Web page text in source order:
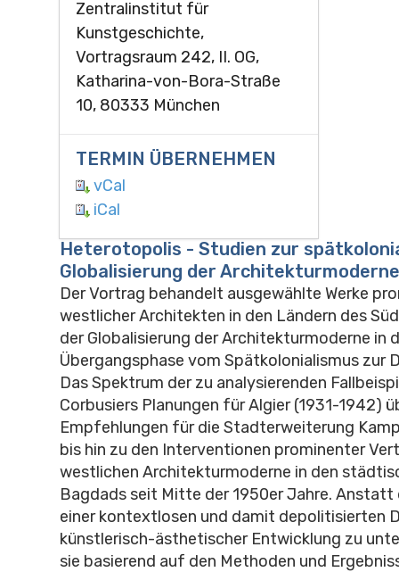
Zentralinstitut für
Kunstgeschichte,
Vortragsraum 242, II. OG,
Katharina-von-Bora-Straße
10, 80333 München
TERMIN ÜBERNEHMEN
vCal
iCal
Heterotopolis - Studien zur
Globalisierung der Architekturmoderne
Der Vortrag behandelt ausgewählte Werke
westlicher Architekten in den Ländern des
der Globalisierung der Architekturmoderne in
Übergangsphase vom Spätkolonialismus zur
Das Spektrum der zu analysierenden
Corbusiers Planungen für Algier (1931-1942)
Empfehlungen für die Stadterweiterung
bis hin zu den Interventionen prominenter
westlichen Architekturmoderne in den
Bagdads seit Mitte der 1950er Jahre. Anstatt
einer kontextlosen und damit depolitisierten
künstlerisch-ästhetischer Entwicklung zu
sie basierend auf den Methoden und